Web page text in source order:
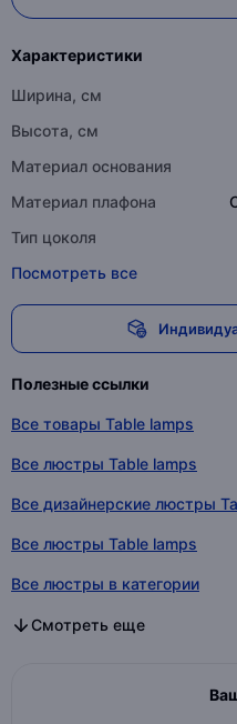
Характеристики
Ширина, см
Высота, см
Материал основания
Материал плафона
Тип цоколя
Посмотреть все
Полезные ссылки
Все товары Table lamps
Все люстры Table lamps
Все дизайнерские люстры
Все люстры Table lamps
Все люстры в категории
Все дизайнерские люстры в
Все люстры в категории
Смотреть еще